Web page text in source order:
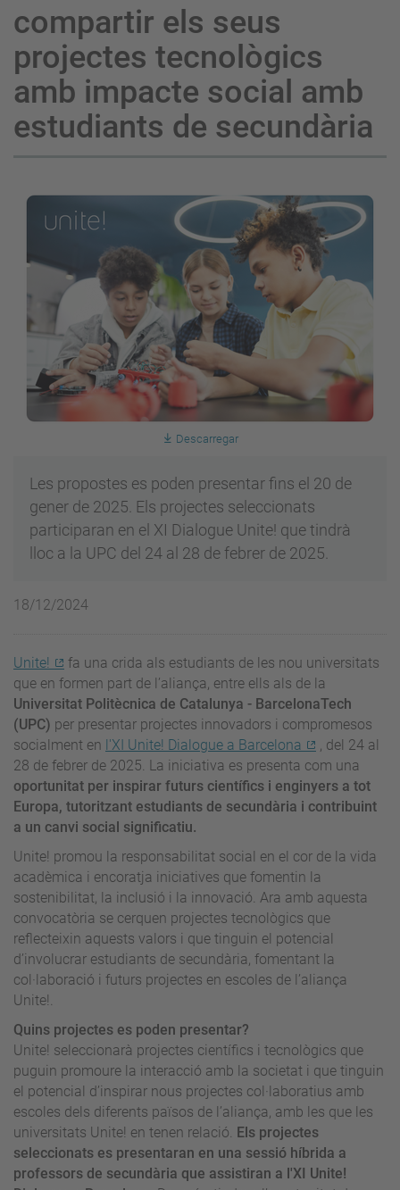
compartir els seus
projectes tecnològics
amb impacte social amb
estudiants de secundària
Descarregar
Les propostes es poden presentar fins el 20 de
gener de 2025. Els projectes seleccionats
participaran en el XI Dialogue Unite! que tindrà
lloc a la UPC del 24 al 28 de febrer de 2025.
18/12/2024
Unite!
fa una crida als estudiants de les nou universitats
que en formen part de l’aliança, entre ells als de la
Universitat Politècnica de Catalunya - BarcelonaTech
(UPC) per presentar projectes innovadors i compromesos
socialment en l'XI Unite! Dialogue a Barcelona
, del 24 al
28 de febrer de 2025. La iniciativa es presenta com una
oportunitat per inspirar futurs científics i enginyers a tot
Europa, tutoritzant estudiants de secundària i contribuint
a un canvi social significatiu.
Unite! promou la responsabilitat social en el cor de la vida
acadèmica i encoratja iniciatives que fomentin la
sostenibilitat, la inclusió i la innovació. Ara amb aquesta
convocatòria se cerquen projectes tecnològics que
reflecteixin aquests valors i que tinguin el potencial
d’involucrar estudiants de secundària, fomentant la
col·laboració i futurs projectes en escoles de l’aliança
Unite!.
Quins projectes es poden presentar?
Unite! seleccionarà projectes científics i tecnològics que
puguin promoure la interacció amb la societat i que tinguin
el potencial d’inspirar nous projectes col·laboratius amb
escoles dels diferents països de l’aliança, amb les que les
universitats Unite! en tenen relació. Els projectes
seleccionats es presentaran en una sessió híbrida a
professors de secundària que assistiran a l'XI Unite!